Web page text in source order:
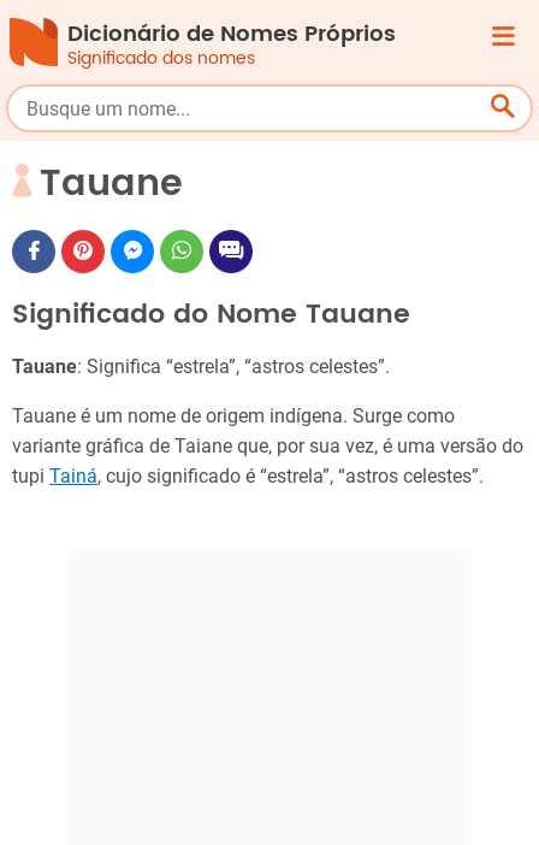
Dicionário de Nomes Próprios
Significado dos nomes
Tauane
Significado do Nome Tauane
Tauane: Significa “estrela”, “astros celestes”.
Tauane é um nome de origem indígena. Surge como
variante gráfica de Taiane que, por sua vez, é uma versão do
tupi Tainá, cujo significado é “estrela”, “astros celestes”.